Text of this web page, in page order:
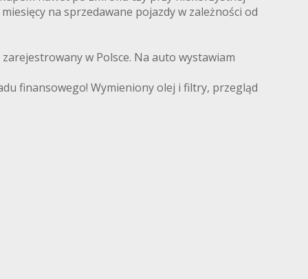
na sprzedawane pojazdy w zależności od
w Polsce. Na auto wystawiam
finansowego! Wymieniony olej i filtry, przegląd